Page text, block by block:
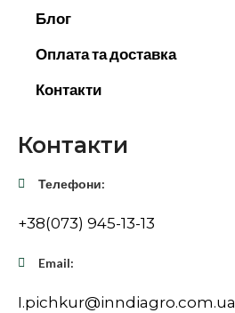
Блог
Оплата та доставка
Контакти
Контакти
Телефони:
+38(073) 945-13-13
Email:
I.pichkur@inndiagro.com.ua